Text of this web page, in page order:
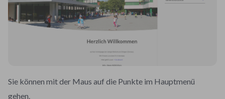
Sie können mit der Maus auf die Punkte im Hauptmenü
gehen.